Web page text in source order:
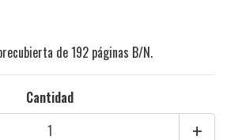
de 192 páginas B/N.
Cantidad
+